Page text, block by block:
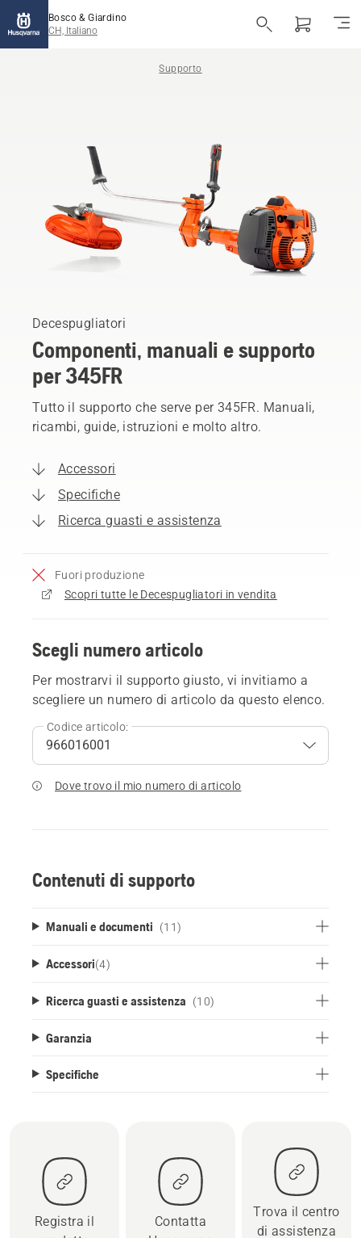
Bosco & Giardino
CH, Italiano
Supporto
Decespugliatori
Componenti, manuali e supporto
per 345FR
Tutto il supporto che serve per 345FR. Manuali,
ricambi, guide, istruzioni e molto altro.
Accessori
Specifiche
Ricerca guasti e assistenza
Fuori produzione
Scopri tutte le Decespugliatori in vendita
Scegli numero articolo
Per mostrarvi il supporto giusto, vi invitiamo a
scegliere un numero di articolo da questo elenco.
Codice articolo:
Dove trovo il mio numero di articolo
Contenuti di supporto
Manuali e documenti (11)
Accessori(4)
Ricerca guasti e assistenza (10)
Garanzia
Specifiche
Registra il
Contatta
Trova il centro
di assistenza